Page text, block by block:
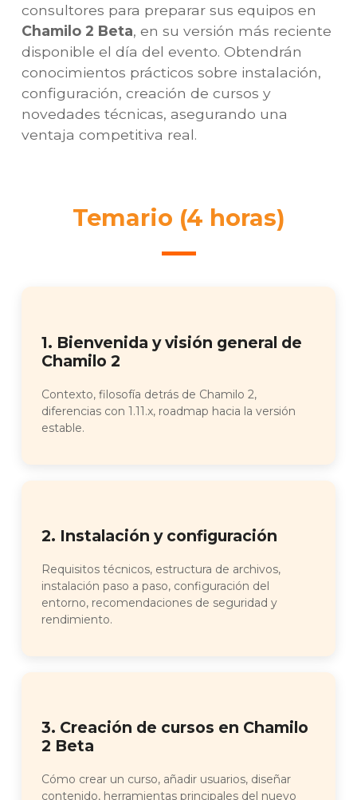
consultores para preparar sus equipos en
Chamilo 2 Beta, en su versión más reciente
disponible el día del evento. Obtendrán
conocimientos prácticos sobre instalación,
configuración, creación de cursos y
novedades técnicas, asegurando una
ventaja competitiva real.
Temario (4 horas)
1. Bienvenida y visión general de
Chamilo 2
Contexto, filosofía detrás de Chamilo 2,
diferencias con 1.11.x, roadmap hacia la versión
estable.
2. Instalación y configuración
Requisitos técnicos, estructura de archivos,
instalación paso a paso, configuración del
entorno, recomendaciones de seguridad y
rendimiento.
3. Creación de cursos en Chamilo
2 Beta
Cómo crear un curso, añadir usuarios, diseñar
contenido, herramientas principales del nuevo